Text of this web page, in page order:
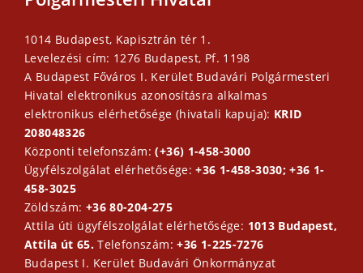
1014 Budapest, Kapisztrán tér 1.
Levelezési cím: 1276 Budapest, Pf. 1198
A Budapest Főváros I. Kerület Budavári Polgármesteri
Hivatal elektronikus azonosításra alkalmas
elektronikus elérhetősége (hivatali kapuja): KRID
208048326
Központi telefonszám:(+36) 1-458-3000
Ügyfélszolgálat elérhetősége:+36 1-458-3030; +36 1-
458-3025
Zöldszám: +36 80-204-275
Attila úti ügyfélszolgálat elérhetősége: 1013 Budapest,
Attila út 65.Telefonszám:+36 1-225-7276
Budapest I. Kerület Budavári Önkormányzat